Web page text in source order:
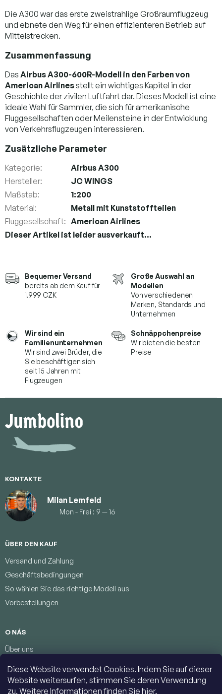
Diese Website verwendet Cookies. Indem Sie auf dieser
Website weitersurfen, stimmen Sie deren Verwendung
zu. Weitere Informationen finden Sie hier.
Bequemer Versand
bereits ab dem Kauf für
1.999 CZK
Große Auswahl an
Modellen
Von verschiedenen
Marken, Standards und
Unternehmen
Wir sind ein
Familienunternehmen
Wir sind zwei Brüder, die
Sie beschäftigen sich
seit 15 Jahren mit
Flugzeugen
Schnäppchenpreise
Wir bieten die besten
Preise
Die A300 war das erste zweistrahlige Großraumflugzeug
und ebnete den Weg für einen effizienteren Betrieb auf
Mittelstrecken.
Zusammenfassung
Das Airbus A300-600R-Modell in den Farben von
American Airlinesstellt ein wichtiges Kapitel in der
Geschichte der zivilen Luftfahrt dar. Dieses Modell ist eine
ideale Wahl für Sammler, die sich für amerikanische
Fluggesellschaften oder Meilensteine in der Entwicklung
von Verkehrsflugzeugen interessieren.
Zusätzliche Parameter
Kategorie:
Airbus A300
Hersteller:
JC WINGS
Maßstab:
1:200
Material:
Metall mit Kunststoffteilen
Fluggesellschaft: American Airlines
Dieser Artikel ist leider ausverkauft…
ß
KONTAKTE
Milan Lemfeld
Mon - Frei : 9 — 16
ÜBER DEN KAUF
Versand und Zahlung
Geschäftsbedingungen
So wählen Sie das richtige Modell aus
Vorbestellungen
O NÁS
Über uns
Bedingungen zum Schutz personenbezogener Daten
Kontakte